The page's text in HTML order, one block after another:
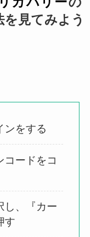
見てみよう
ンをする
コードをコ
し、『カー
す